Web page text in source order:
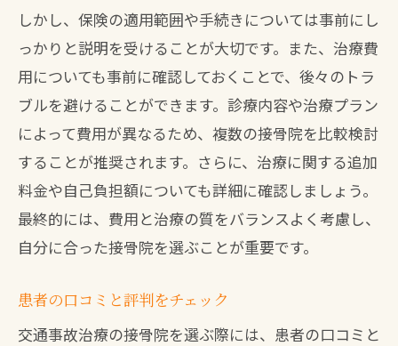
しかし、保険の適用範囲や手続きについては事前にし
っかりと説明を受けることが大切です。また、治療費
用についても事前に確認しておくことで、後々のトラ
ブルを避けることができます。診療内容や治療プラン
によって費用が異なるため、複数の接骨院を比較検討
することが推奨されます。さらに、治療に関する追加
料金や自己負担額についても詳細に確認しましょう。
最終的には、費用と治療の質をバランスよく考慮し、
自分に合った接骨院を選ぶことが重要です。
患者の口コミと評判をチェック
交通事故治療の接骨院を選ぶ際には、患者の口コミと